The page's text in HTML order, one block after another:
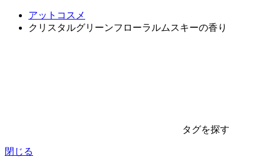
アットコスメ
クリスタルグリーンフローラルムスキーの香り
タグを探す
閉じる